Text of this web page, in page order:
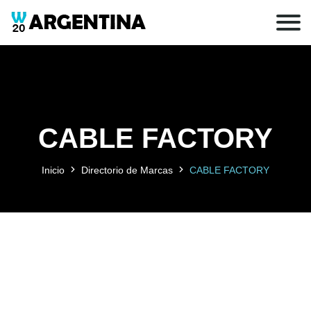
CABLE FACTORY
Inicio Directorio de Marcas CABLE FACTORY